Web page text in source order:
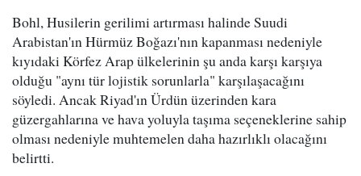
Bohl, Husilerin gerilimi artırması halinde Suudi
Arabistan'ın Hürmüz Boğazı'nın kapanması nedeniyle
kıyıdaki Körfez Arap ülkelerinin şu anda karşı karşıya
olduğu "aynı tür lojistik sorunlarla" karşılaşacağını
söyledi. Ancak Riyad'ın Ürdün üzerinden kara
güzergahlarına ve hava yoluyla taşıma seçeneklerine sahip
olması nedeniyle muhtemelen daha hazırlıklı olacağını
belirtti.